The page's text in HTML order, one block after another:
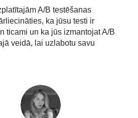
A/B testēšanas
ka jūsu testi ir
ticami un ka jūs izmantojat A/B
veidā, lai uzlabotu savu